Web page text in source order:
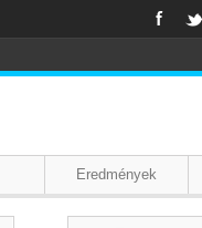
Eredmények